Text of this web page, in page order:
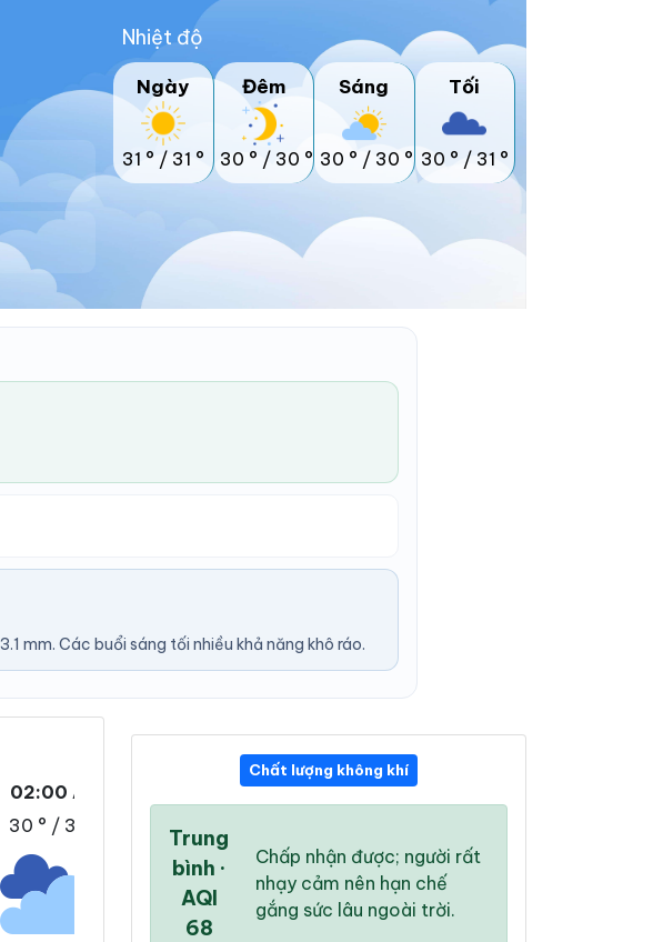
Nhiệt độ
Ngày
31 ° / 31 °
Đêm
30 ° / 30 °
Sáng
30 ° / 30 °
Tối
30 ° / 31 °
mm. Các buổi sáng tối nhiều khả năng khô ráo.
02:00 AM
30 ° / 37 °
03:00 AM
30 °
04:00 AM
Chất lượng không khí
Trung
bình ·
AQI
68
Chấp nhận được; người rất
nhạy cảm nên hạn chế
gắng sức lâu ngoài trời.